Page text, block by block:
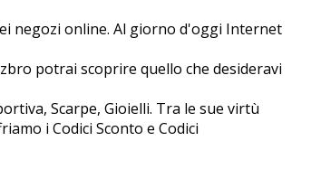
negozi online. Al giorno d'oggi Internet
potrai scoprire quello che desideravi
Scarpe, Gioielli. Tra le sue virtù
i Codici Sconto e Codici